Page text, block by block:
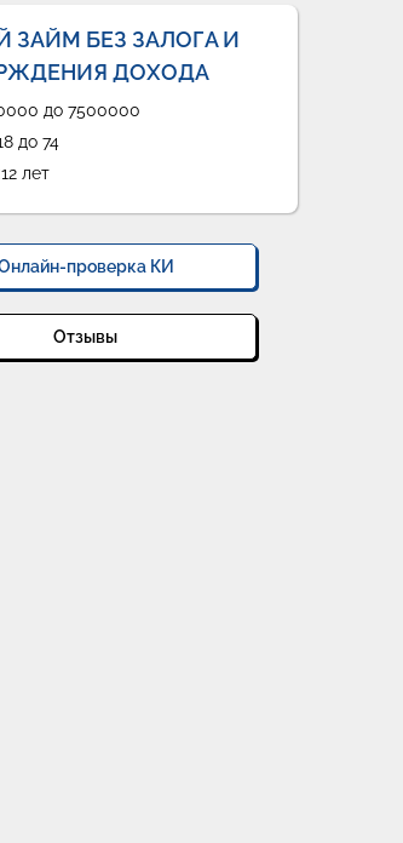
ЗАЙМ БЕЗ ЗАЛОГА И
ДОХОДА
до 7500000
до 74
12 лет
проверка КИ
Отзывы